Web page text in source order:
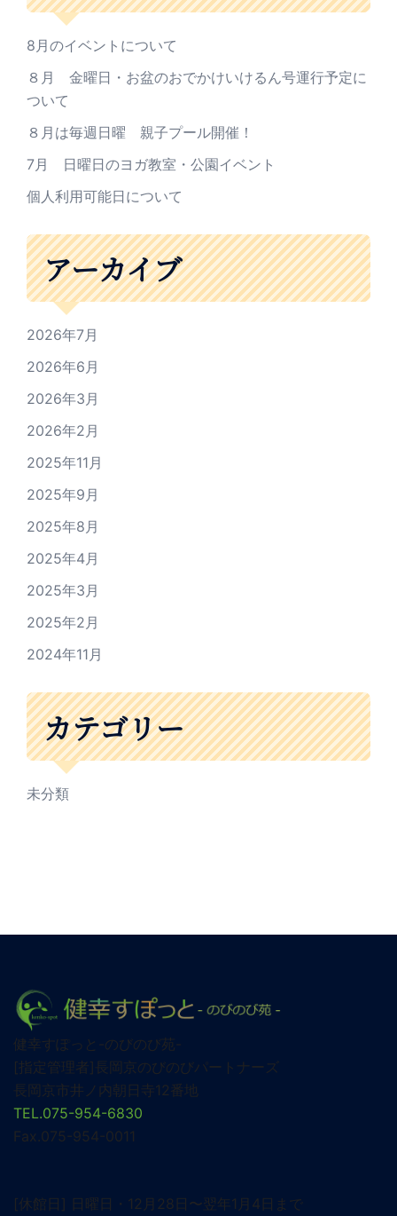
8月のイベントについて
８月 金曜日・お盆のおでかけいけるん号運行予定に
ついて
８月は毎週日曜 親子プール開催！
7月 日曜日のヨガ教室・公園イベント
個人利用可能日について
アーカイブ
2026年7月
2026年6月
2026年3月
2026年2月
2025年11月
2025年9月
2025年8月
2025年4月
2025年3月
2025年2月
2024年11月
カテゴリー
未分類
健幸すぽっと-のびのび苑-
[指定管理者]長岡京のびのびパートナーズ
長岡京市井ノ内朝日寺12番地
TEL.075-954-6830
Fax.075-954-0011
[休館日] 日曜日・12月28日〜翌年1月4日まで